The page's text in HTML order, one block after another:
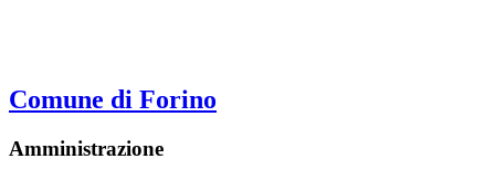
Comune di Forino
Amministrazione